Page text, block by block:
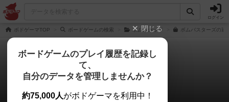
ログイン
ボドゲーマTOP ボードゲームの検索 ボムスカッド ボムバスターズの通
ボムバスターズ
おとんさんのレビュー
閉じる
ボードゲームのプレイ履歴を記録し
て、
自分のデータを管理しませんか？
約75,000人がボドゲーマを利用中！